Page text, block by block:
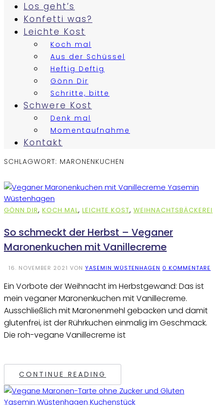
Los geht’s
Konfetti was?
Leichte Kost
Koch mal
Aus der Schüssel
Heftig Deftig
Gönn Dir
Schritte, bitte
Schwere Kost
Denk mal
Momentaufnahme
Kontakt
SCHLAGWORT: MARONENKUCHEN
GÖNN DIR, KOCH MAL, LEICHTE KOST, WEIHNACHTSBÄCKEREI
So schmeckt der Herbst – Veganer
Maronenkuchen mit Vanillecreme
16. NOVEMBER 2021 VON YASEMIN WÜSTENHAGEN 0 KOMMENTARE
Ein Vorbote der Weihnacht im Herbstgewand: Das ist
mein veganer Maronenkuchen mit Vanillecreme.
Ausschließlich mit Maronenmehl gebacken und damit
glutenfrei, ist der Rührkuchen einmalig im Geschmack.
Die roh-vegane Vanillecreme ist
CONTINUE READING